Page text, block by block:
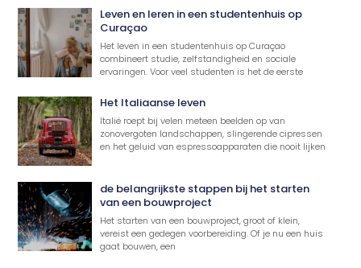
Leven en leren in een studentenhuis op
Curaçao
Het leven in een studentenhuis op Curaçao
combineert studie, zelfstandigheid en sociale
ervaringen. Voor veel studenten is het de eerste
Het Italiaanse leven
Italië roept bij velen meteen beelden op van
zonovergoten landschappen, slingerende cipressen
en het geluid van espressoapparaten die nooit lijken
de belangrijkste stappen bij het starten
van een bouwproject
Het starten van een bouwproject, groot of klein,
vereist een gedegen voorbereiding. Of je nu een huis
gaat bouwen, een